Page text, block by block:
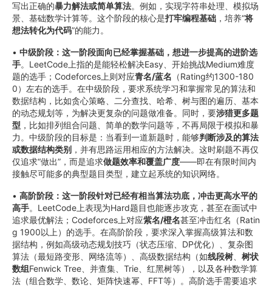
写出正确的暴力解法或简单算法。例如，实现字符串处理、模拟场
景、基础数学计算等。这个阶段的核心是打牢编程基础 ，培养“将
想法转化为代码”的能力。
• 中级阶段：这一阶段面向已经掌握基础，想进一步提高的进阶选
手。LeetCode上指的是能轻松解决Easy、开始挑战Medium难度
题的选手；Codeforces上则对应青名/蓝名 （Rating约1300-180
0）左右的选手。在中级阶段，要求系统学习和掌握常见的算法和
数据结构，比如贪心策略、二分查找、哈希、树与图的遍历、基本
的动态规划等，为解决更复杂的问题做准备。同时，要涉猎更多题
型 ，比如排列组合问题、简单的数学问题等，不再局限于模拟和暴
力。中级阶段的目标是：当看到一道新题时，能够判断涉及的算法
或数据结构类别 ，并有思路运用相应的方法解决。这时刷题不再仅
仅追求“做出”，而是追求做题效率和覆盖广度——即在有限时间内
接触尽可能多的典型题目类型，建立起系统的知识网络。
• 高阶阶段：这一阶段针对已经有相当算法功底，冲击更高水平的
高手。LeetCode上表现为Hard题目也能逐步攻克，甚至在面试中
追求最优解法；Codeforces上对应紫名/橙名甚至冲击红名（Ratin
g 1900以上）的选手。在高阶阶段，要求深入掌握高级算法和数
据结构，例如高级动态规划技巧（状态压缩、DP优化）、复杂图
算法（最短路变形、网络流等）、高级数据结构（如线段树
树状
数组Fenwick Tree、并查集、Trie、红黑树等），以及各种数学算
法（组合数学、数论、矩阵快速幂、FFT等）。高阶选手需要追求